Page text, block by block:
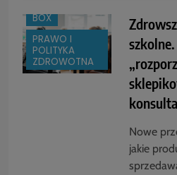
BOX
PRAWO I
POLITYKA
ZDROWOTNA
Nowe
jakie